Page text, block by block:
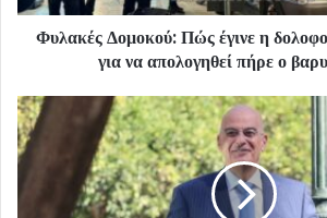
Φυλακές Δομοκού: Πώς έγινε η
για να απολογηθεί πήρε ο